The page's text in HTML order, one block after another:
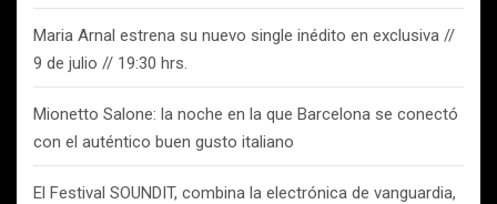
Maria Arnal estrena su nuevo single inédito en exclusiva //
9 de julio // 19:30 hrs.
Mionetto Salone: la noche en la que Barcelona se conectó
con el auténtico buen gusto italiano
El Festival SOUNDIT, combina la electrónica de vanguardia,